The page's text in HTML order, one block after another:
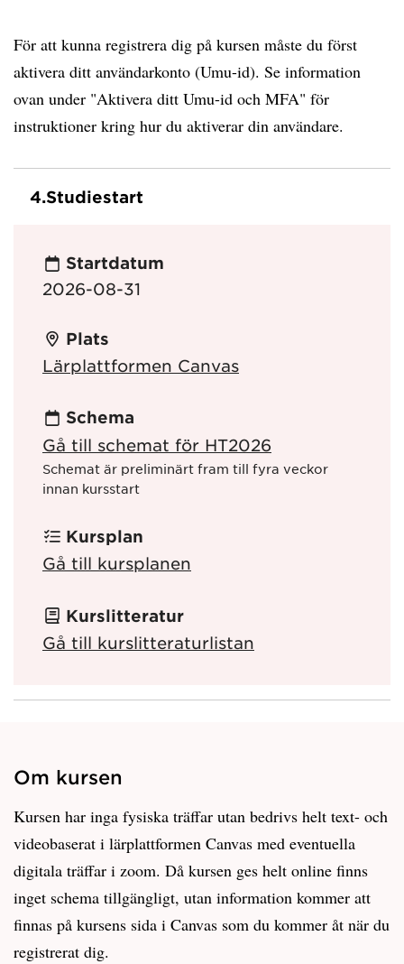
För att kunna registrera dig på kursen måste du först
aktivera ditt användarkonto (Umu-id). Se information
ovan under "Aktivera ditt Umu-id och MFA" för
instruktioner kring hur du aktiverar din användare.
4.Studiestart
Startdatum
2026-08-31
Plats
Lärplattformen Canvas
Schema
Gå till schemat för HT2026
Schemat är preliminärt fram till fyra veckor
innan kursstart
Kursplan
Gå till kursplanen
Kurslitteratur
Gå till kurslitteraturlistan
Om kursen
Kursen har inga fysiska träffar utan bedrivs helt text- och
videobaserat i lärplattformen Canvas med eventuella
digitala träffar i zoom. Då kursen ges helt online finns
inget schema tillgängligt, utan information kommer att
finnas på kursens sida i Canvas som du kommer åt när du
registrerat dig.